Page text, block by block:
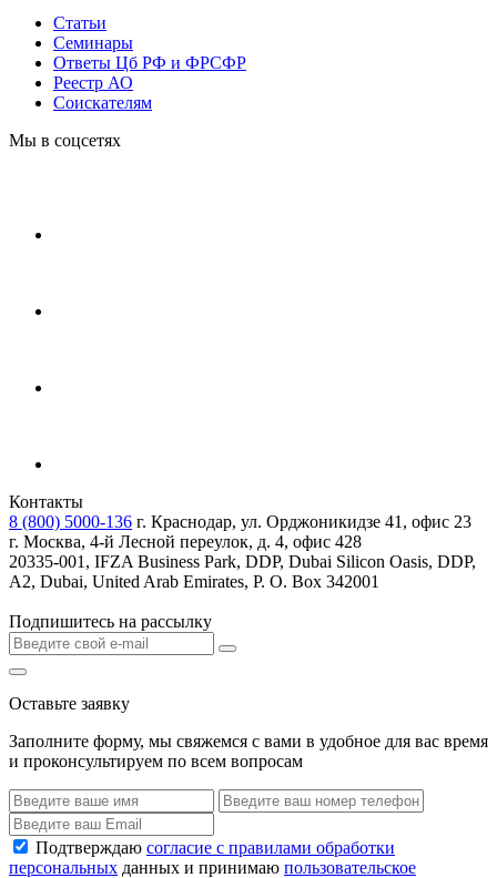
Статьи
Cеминары
Ответы Цб РФ и ФРСФР
Реестр АО
Соискателям
Мы в соцсетях
Контакты
8 (800) 5000-136 г. Краснодар, ул. Орджоникидзе 41, офис 23
г. Москва, 4-й Лесной переулок, д. 4, офис 428
20335-001, IFZA Business Park, DDP, Dubai Silicon Oasis, DDP,
A2, Dubai, United Arab Emirates, P. O. Box 342001
Подпишитесь на рассылку
Оставьте заявку
Заполните форму, мы свяжемся с вами в удобное для вас время
и проконсультируем по всем вопросам
Подтверждаю согласие с правилами обработки
персональных данных и принимаю пользовательское